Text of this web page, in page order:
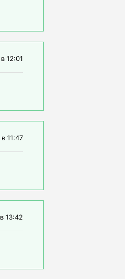
в 12:01
в 11:47
в 13:42